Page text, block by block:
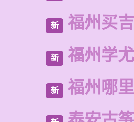
新 福州买
新 福州学
新 福州哪